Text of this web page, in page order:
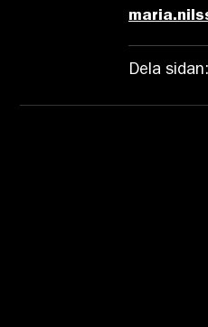
Dela sidan: